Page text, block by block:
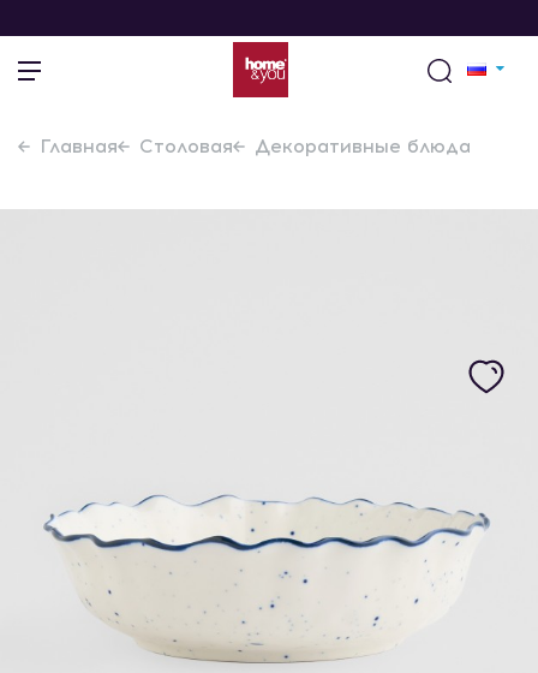
Главная Столовая Декоративные блюда